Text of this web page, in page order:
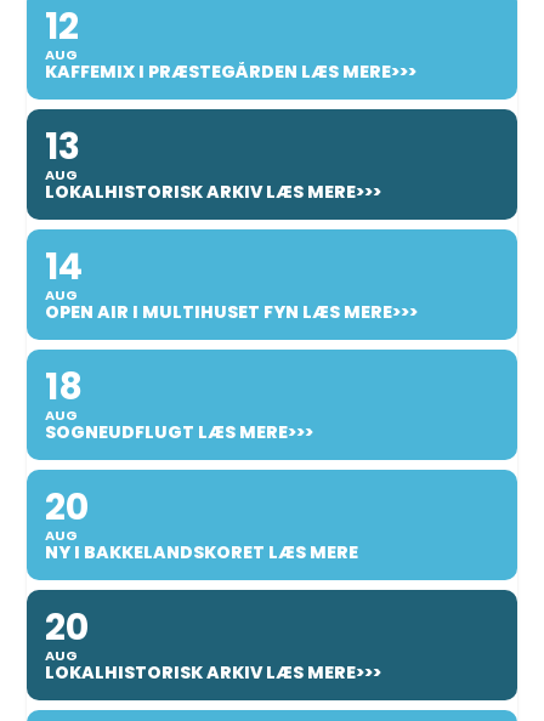
12
AUG
KAFFEMIX I PRÆSTEGÅRDEN LÆS MERE>>>
13
AUG
LOKALHISTORISK ARKIV LÆS MERE>>>
14
AUG
OPEN AIR I MULTIHUSET FYN LÆS MERE>>>
18
AUG
SOGNEUDFLUGT LÆS MERE>>>
20
AUG
NY I BAKKELANDSKORET LÆS MERE
20
AUG
LOKALHISTORISK ARKIV LÆS MERE>>>